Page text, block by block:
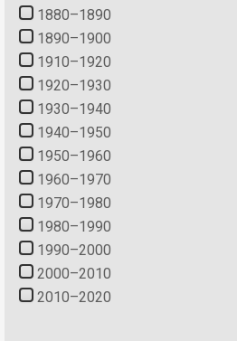
1880–1890
1890–1900
1910–1920
1920–1930
1930–1940
1940–1950
1950–1960
1960–1970
1970–1980
1980–1990
1990–2000
2000–2010
2010–2020